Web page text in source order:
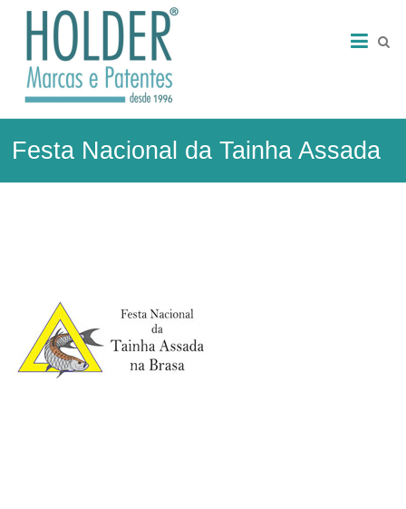
HOLDER
–
Marcas
e
Patentes
Marcas
Festa Nacional da Tainha Assada